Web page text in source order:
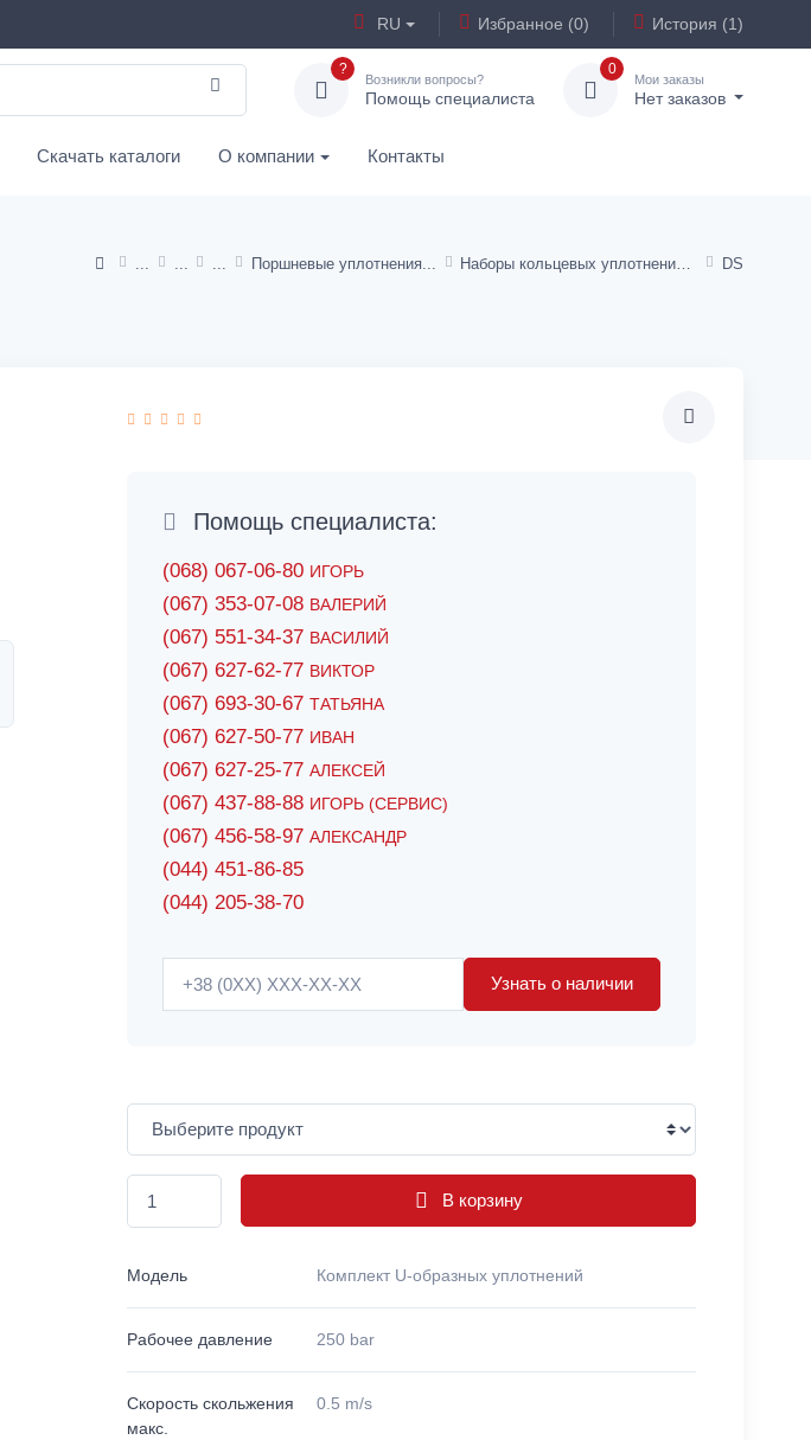
RU Избранное (0) История (1)
?
Возникли вопросы?
Помощь специалиста
0
Мои заказы
Нет заказов
Скачать каталоги О компании Контакты
Поршневые уплотнения Наборы кольцевых уплотнений типа DS, DS-NEO, DS-M DS
Помощь специалиста:
(068) 067-06-80 ИГОРЬ
(067) 353-07-08 ВАЛЕРИЙ
(067) 551-34-37 ВАСИЛИЙ
(067) 627-62-77 ВИКТОР
(067) 693-30-67 ТАТЬЯНА
(067) 627-50-77 ИВАН
(067) 627-25-77 АЛЕКСЕЙ
(067) 437-88-88 ИГОРЬ (СЕРВИС)
(067) 456-58-97 АЛЕКСАНДР
(044) 451-86-85
(044) 205-38-70
Узнать о наличии
В корзину
Модель Комплект U-образных уплотнений
Рабочее давление 250 bar
Скорость скольжения
макс.
0.5 m/s